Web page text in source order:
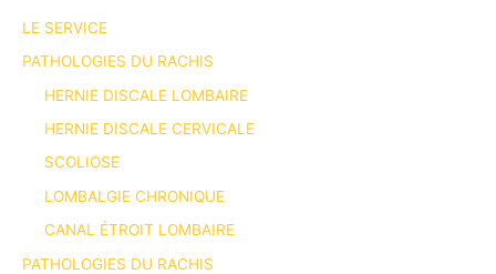
LE SERVICE
PATHOLOGIES DU RACHIS
HERNIE DISCALE LOMBAIRE
HERNIE DISCALE CERVICALE
SCOLIOSE
LOMBALGIE CHRONIQUE
CANAL ÉTROIT LOMBAIRE
PATHOLOGIES DU RACHIS